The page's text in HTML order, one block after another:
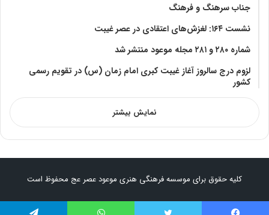
جناب سرهنگ و فرهنگ
نشست ۱۶۴: لغزش‌های اعتقادی در عصر غیبت
شماره ۲۸۰ و ۲۸۱ مجله موعود منتشر شد
لزوم درج سالروز آغاز غیبت کبری امام زمان (س) در تقویم رسمی
کشور
نمایش بیشتر
کلیه حقوق برای موسسه فرهنگی هنری موعود عصر عج محفوظ است